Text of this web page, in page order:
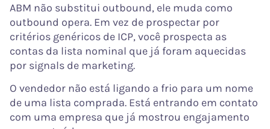
ABM não substitui outbound, ele muda como
outbound opera. Em vez de prospectar por
critérios genéricos de ICP, você prospecta as
contas da lista nominal que já foram aquecidas
por signals de marketing.
O vendedor não está ligando a frio para um nome
de uma lista comprada. Está entrando em contato
com uma empresa que já mostrou engajamento